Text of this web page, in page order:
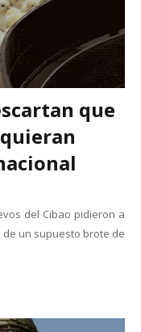
que
del Cibao pidieron a
un supuesto brote de